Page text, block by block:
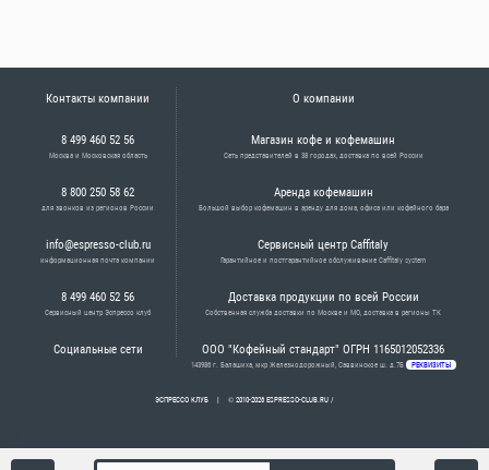
Контакты компании
8 499 460 52 56
Москва и Московская область
8 800 250 58 62
для звонков из регионов России
info@espresso-club.ru
информационная почта компании
8 499 460 52 56
Сервисный центр Эспрессо клуб
Социальные сети
О компании
Магазин кофе и кофемашин
Сеть представителей в 38 городах, доставка по всей России
Аренда кофемашин
Большой выбор кофемашин в аренду для дома, офиса или кофейного бара
Сервисный центр Caffitaly
Гарантийное и постгарантийное обслуживание Caffitaly system
Доставка продукции по всей России
Собственная служба доставки по Москве и МО, доставка в регионы ТК
ООО "Кофейный стандарт" ОГРН 1165012052336
143986г. Балашиха, мкр Железнодорожный, Саввинское ш. д.7Б РЕКВИЗИТЫ
ЭСПРЕССО КЛУБ | © 2010-2026 ESPRESSO-CLUB.RU /